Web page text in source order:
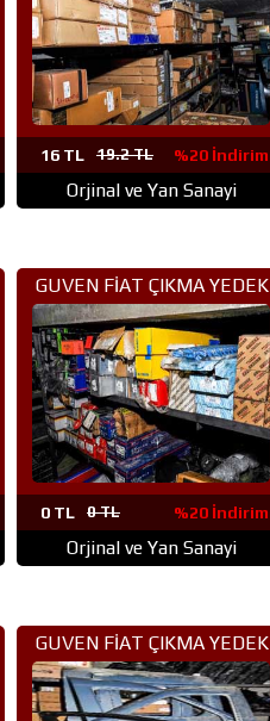
16 TL 19.2 TL %20 İndirim
Orjinal ve Yan Sanayi
GUVEN FİAT ÇIKMA YEDEK
PARÇA ANKARA (44)
0 TL 0 TL %20 İndirim
Orjinal ve Yan Sanayi
GUVEN FİAT ÇIKMA YEDEK
PARÇA ANKARA (40)